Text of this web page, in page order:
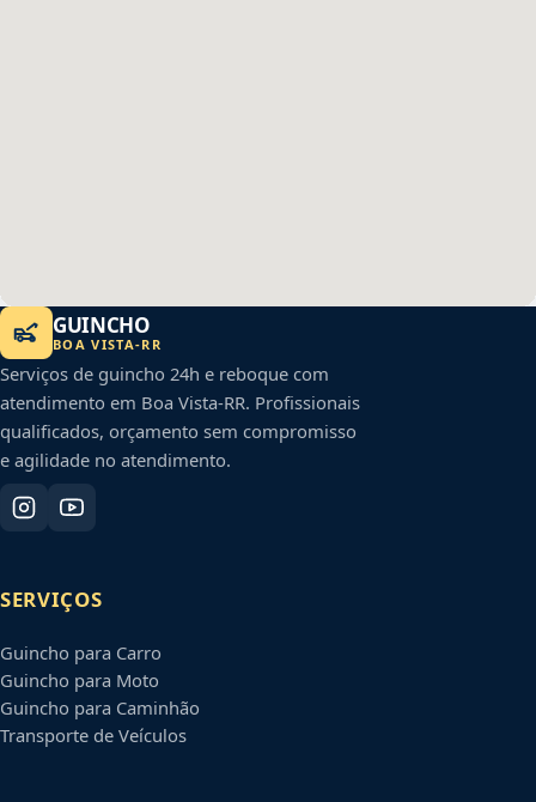
GUINCHO
BOA VISTA-RR
Serviços de guincho 24h e reboque com
atendimento em Boa Vista-RR. Profissionais
qualificados, orçamento sem compromisso
e agilidade no atendimento.
SERVIÇOS
Guincho para Carro
Guincho para Moto
Guincho para Caminhão
Transporte de Veículos